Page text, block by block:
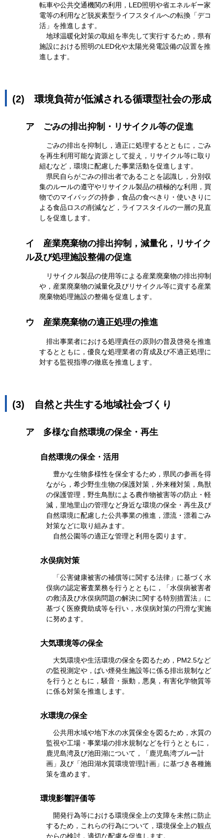
転車や公共交通機関の利用，LED照明や省エネルギー家
電等の利用など脱炭素型ライフスタイルへの転換「デコ
活」を推進します。
地球温暖化対策の取組を率先して実行するため，県有
施設における照明のLED化や太陽光発電設備の設置を推
進します。
(2) 環境負荷が低減される循環型社会の形成
ア ごみの排出抑制・リサイクル等の促進
ごみの排出を抑制し，適正に処理するとともに，ごみ
を再生利用可能な資源として捉え，リサイクル等に取り
組むなど，環境に配慮した事業活動を促進します。
県民自らがごみの排出者であることを認識し，分別収
集のルールの遵守やリサイクル製品の積極的な利用，買
物でのマイバッグの持参，食品の食べきり・使いきりに
よる食品ロスの削減など，ライフスタイルの一層の見直
しを促進します。
イ
産業廃棄物の排出抑制，減量化，リサイク
ル及び処理施設整備の促進
リサイクル製品の使用等による産業廃棄物の排出抑制
や，産業廃棄物の減量化及びリサイクル等に資する産業
廃棄物処理施設の整備を促進します。
ウ 産業廃棄物の適正処理の推進
排出事業者における処理責任の原則の普及啓発を推進
するとともに，優良な処理業者の育成及び不適正処理に
対する監視指導の徹底を推進します。
(3) 自然と共生する地域社会づくり
ア 多様な自然環境の保全・再生
自然環境の保全・活用
豊かな生物多様性を保全するため，県民の参画を得
ながら，希少野生生物の保護対策，外来種対策，鳥獣
の保護管理，野生鳥獣による農作物被害等の防止・軽
減，里地里山の管理など身近な環境の保全・再生及び
自然環境に配慮した公共事業の推進，漂流・漂着ごみ
対策などに取り組みます。
自然公園等の適正な管理と利用を図ります。
水俣病対策
「公害健康被害の補償等に関する法律」に基づく水
俣病の認定審査業務を行うとともに，「水俣病被害者
の救済及び水俣病問題の解決に関する特別措置法」に
基づく医療費助成等を行い，水俣病対策の円滑な実施
に努めます。
大気環境等の保全
大気環境や生活環境の保全を図るため，PM2.5など
の監視測定や，ばい煙発生施設等に係る排出規制など
を行うとともに，騒音・振動，悪臭，有害化学物質等
に係る対策を推進します。
水環境の保全
公共用水域や地下水の水質保全を図るため，水質の
監視や工場・事業場の排水規制などを行うとともに，
鹿児島湾及び池田湖について，「鹿児島湾ブルー計
画」及び「池田湖水質環境管理計画」に基づき各種施
策を進めます。
環境影響評価等
開発行為等における環境保全上の支障を未然に防止
するため，これらの行為について，環境保全上の観点
からの検討，適切な配慮を促進します。